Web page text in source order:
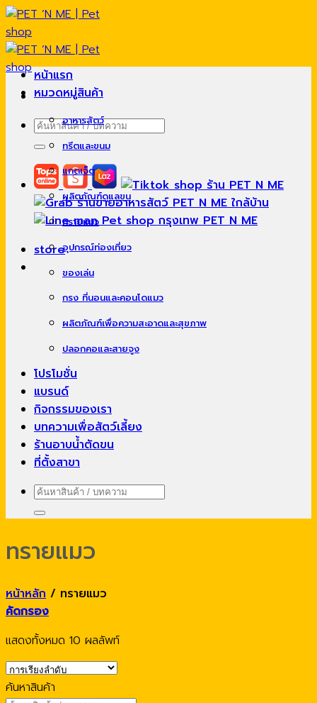
Skip
to
content
ค้นหา:
store
หน้าแรก
หมวดหมู่สินค้า
อาหารสัตว์
ทรีตและขนม
แกดเจ็ต
ผลิตภัณฑ์ดูแลขน
ทรายแมว
อุปกรณ์ท่องเที่ยว
ของเล่น
กรง ที่นอนและคอนโดแมว
ผลิตภัณฑ์เพื่อความสะอาดและสุขภาพ
ปลอกคอและสายจูง
โปรโมชั่น
แบรนด์
กิจกรรมของเรา
บทความเพื่อสัตว์เลี้ยง
ร้านอาบน้ำตัดขน
ที่ตั้งสาขา
ค้นหา:
ทรายแมว
หน้าหลัก / ทรายแมว
คัดกรอง
แสดงทั้งหมด 10 ผลลัพท์
ค้นหาสินค้า